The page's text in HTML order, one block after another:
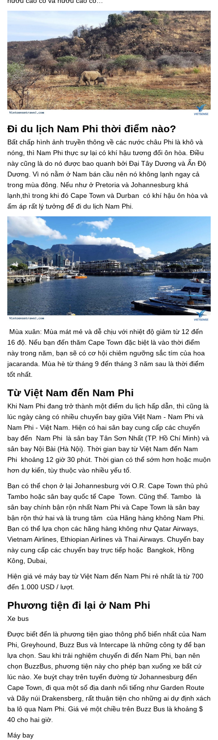
Đi du lịch Nam Phi thời điểm nào?
Bất chấp hình ảnh truyền thông về các nước châu Phi là khô và
nóng, thì Nam Phi thực sự lại có khí hậu tương đối ôn hòa. Điều
này cũng là do nó được bao quanh bởi Đại Tây Dương và Ấn Độ
Dương. Vì nó nằm ở Nam bán cầu nên nó không lạnh ngay cả
trong mùa đông. Nếu như ở Pretoria và Johannesburg khá
lạnh,thì trong khi đó Cape Town và Durban có khí hậu ôn hòa và
ấm áp rất lý tưởng để đi du lịch Nam Phi.
Mùa xuân: Mùa mát mẻ và dễ chịu với nhiệt độ giảm từ 12 đến
16 độ. Nếu bạn đến thăm Cape Town đặc biệt là vào thời điểm
này trong năm, bạn sẽ có cơ hội chiêm ngưỡng sắc tím của hoa
jacaranda. Mùa hè từ tháng 9 đến tháng 3 năm sau là thời điểm
tốt nhất.
Từ Việt Nam đến Nam Phi
Khi Nam Phi đang trở thành một điểm du lịch hấp dẫn, thì cũng là
lúc ngày càng có nhiều chuyến bay giữa Việt Nam - Nam Phi và
Nam Phi - Việt Nam. Hiện có hai sân bay cung cấp các chuyến
bay đến Nam Phi là sân bay Tân Sơn Nhất (TP. Hồ Chí Minh) và
sân bay Nội Bài (Hà Nội). Thời gian bay từ Việt Nam đến Nam
Phi khoảng 12 giờ 30 phút. Thời gian có thể sớm hơn hoặc muộn
hơn dự kiến, tùy thuộc vào nhiều yếu tố.
Bạn có thể chọn ở lại Johannesburg với O.R. Cape Town thủ phủ
Tambo hoặc sân bay quốc tế Cape Town. Cũng thế. Tambo là
sân bay chính bận rộn nhất Nam Phi và Cape Town là sân bay
bận rộn thứ hai và là trung tâm của Hãng hàng không Nam Phi.
Bạn có thể lựa chọn các hãng hàng không như Qatar Airways,
Vietnam Airlines, Ethiopian Airlines và Thai Airways. Chuyến bay
này cung cấp các chuyến bay trực tiếp hoặc Bangkok, Hồng
Kông, Dubai,
Hiện giá vé máy bay từ Việt Nam đến Nam Phi rẻ nhất là từ 700
đến 1.000 USD / lượt.
Phương tiện đi lại ở Nam Phi
Xe bus
Được biết đến là phương tiện giao thông phổ biến nhất của Nam
Phi, Greyhound, Buzz Bus và Intercape là những công ty để bạn
lựa chọn. Sau khi trải nghiệm chuyến đi đến Nam Phi, bạn nên
chọn BuzzBus, phương tiện này cho phép bạn xuống xe bất cứ
lúc nào. Xe buýt chạy trên tuyến đường từ Johannesburg đến
Cape Town, đi qua một số địa danh nổi tiếng như Garden Route
và Dãy núi Drakensberg, rất thuận tiện cho những ai dự định xách
ba lô qua Nam Phi. Giá vé một chiều trên Buzz Bus là khoảng $
40 cho hai giờ.
Máy bay